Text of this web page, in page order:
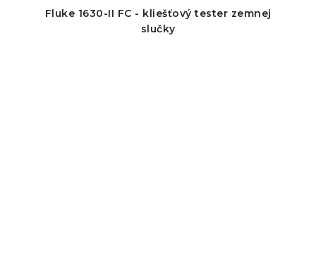
Fluke 1630-II FC - kliešťový tester zemnej
slučky